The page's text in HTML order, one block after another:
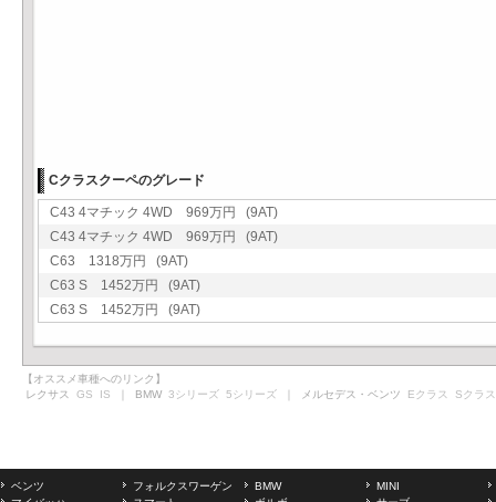
Cクラスクーペのグレード
C43 4マチック 4WD 969万円 (9AT)
C43 4マチック 4WD 969万円 (9AT)
C63 1318万円 (9AT)
C63 S 1452万円 (9AT)
C63 S 1452万円 (9AT)
【オススメ車種へのリンク】
レクサス GS IS ｜ BMW 3シリーズ 5シリーズ ｜ メルセデス・ベンツ Eクラス Sクラス
ベンツ フォルクスワーゲン BMW
MINI